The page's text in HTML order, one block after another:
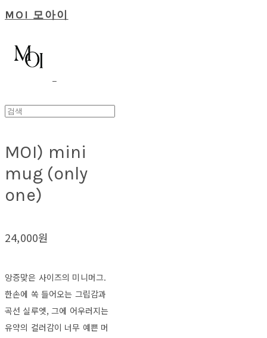
MOI 모아이
MOI) mini
mug (only
one)
24,000원
앙증맞은 사이즈의 미니머그.
한손에 쏙 들어오는 그립감과
곡선 실루엣, 그에 어우러지는
유약의 컬러감이 너무 예쁜 머